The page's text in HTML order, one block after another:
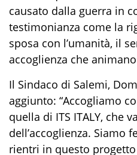
causato dalla guerra in
testimonianza come la
sposa con l’umanità, il
accoglienza che animano
Il Sindaco di Salemi,
aggiunto: “Accogliamo
quella di ITS ITALY, che
dell’accoglienza. Siamo
rientri in questo